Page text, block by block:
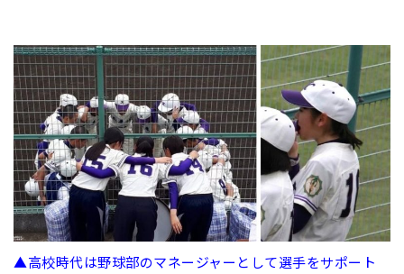
▲高校時代は野球部のマネージャーとして選手をサポート